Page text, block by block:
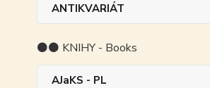
ANTIKVARIÁT
⚫⚫ KNIHY - Books
AJaKS - PL